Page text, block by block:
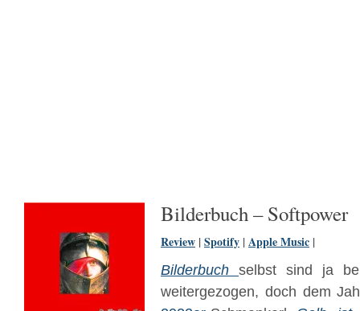
Bilderbuch – Softpower
Review |Spotify |Apple Music |
Bilderbuch selbst sind ja
weitergezogen, doch dem